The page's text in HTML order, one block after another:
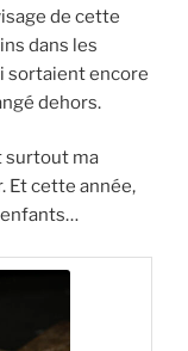
de cette
dans les
sortaient encore
dehors.
surtout ma
Et cette année,
enfants…